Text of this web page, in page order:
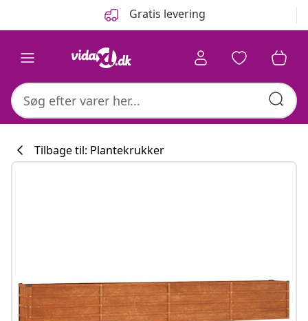
Gratis levering
Tilbage til: Plantekrukker